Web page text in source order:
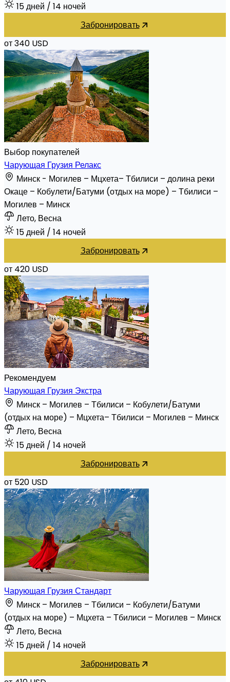
15 дней / 14 ночей
Забронировать
от 340 USD
Выбор покупателей
Чарующая Грузия Релакс
Минск - Могилев – Мцхета– Тбилиси – долина реки
Окаце – Кобулети/Батуми (отдых на море) – Тбилиси –
Могилев – Минск
Лето, Весна
15 дней / 14 ночей
Забронировать
от 420 USD
Рекомендуем
Чарующая Грузия Экстра
Минск – Могилев – Тбилиси – Кобулети/Батуми
(отдых на море) – Мцхета– Тбилиси – Могилев – Минск
Лето, Весна
15 дней / 14 ночей
Забронировать
от 520 USD
Чарующая Грузия Стандарт
Минск – Могилев – Тбилиси – Кобулети/Батуми
(отдых на море) – Мцхета – Тбилиси – Могилев – Минск
Лето, Весна
15 дней / 14 ночей
Забронировать